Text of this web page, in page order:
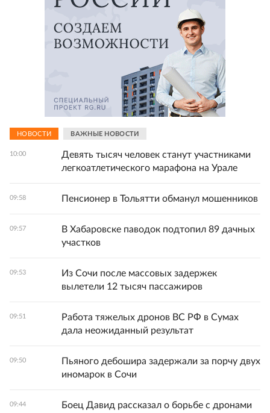
НОВОСТИ ВАЖНЫЕ НОВОСТИ
10:00
Девять тысяч человек станут участниками
легкоатлетического марафона на Урале
09:58 Пенсионер в Тольятти обманул мошенников
09:57
В Хабаровске паводок подтопил 89 дачных
участков
09:53
Из Сочи после массовых задержек
вылетели 12 тысяч пассажиров
09:51
Работа тяжелых дронов ВС РФ в Сумах
дала неожиданный результат
09:50
Пьяного дебошира задержали за порчу двух
иномарок в Сочи
09:44
Боец Давид рассказал о борьбе с дронами